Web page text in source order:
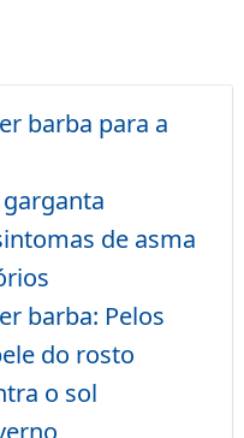
barba para a
de asma
barba: Pelos
do rosto
o sol